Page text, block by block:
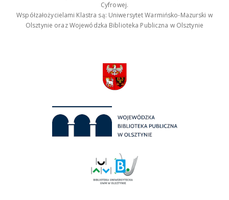
Cyfrowej.
Współzałożycielami Klastra są: Uniwersytet Warmińsko-Mazurski w
Olsztynie oraz Wojewódzka Biblioteka Publiczna w Olsztynie